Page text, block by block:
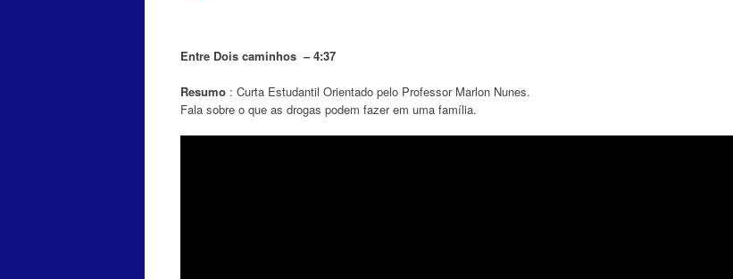
Entre Dois caminhos – 4:37
Resumo : Curta Estudantil Orientado pelo Professor Marlon Nunes.
Fala sobre o que as drogas podem fazer em uma família.